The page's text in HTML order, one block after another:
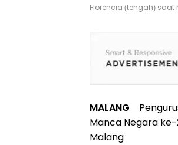
Florencia (tengah)
MALANG –
Manca Negara
Malang